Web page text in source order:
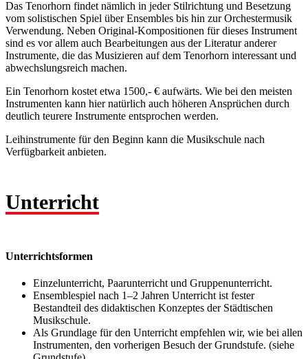
Das Tenorhorn findet nämlich in jeder Stilrichtung und Besetzung
vom solistischen Spiel über Ensembles bis hin zur Orchestermusik
Verwendung. Neben Original-Kompositionen für dieses Instrument
sind es vor allem auch Bearbeitungen aus der Literatur anderer
Instrumente, die das Musizieren auf dem Tenorhorn interessant und
abwechslungsreich machen.
Ein Tenorhorn kostet etwa 1500,- € aufwärts. Wie bei den meisten
Instrumenten kann hier natürlich auch höheren Ansprüchen durch
deutlich teurere Instrumente entsprochen werden.
Leihinstrumente für den Beginn kann die Musikschule nach
Verfügbarkeit anbieten.
Unterricht
Unterrichtsformen
Einzelunterricht, Paarunterricht und Gruppenunterricht.
Ensemblespiel nach 1–2 Jahren Unterricht ist fester
Bestandteil des didaktischen Konzeptes der Städtischen
Musikschule.
Als Grundlage für den Unterricht empfehlen wir, wie bei allen
Instrumenten, den vorherigen Besuch der Grundstufe. (siehe